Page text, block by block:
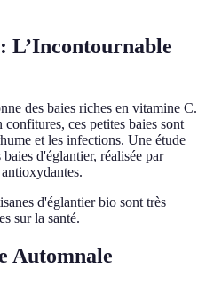
L’Incontournable
des baies riches en vitamine C.
ces petites baies sont
et les infections. Une étude
d'églantier, réalisée par
d'églantier bio sont très
sur la santé.
Automnale